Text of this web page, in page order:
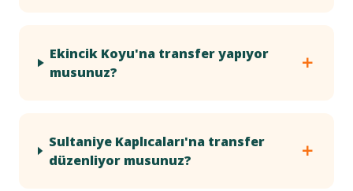
Ekincik Koyu'na transfer yapıyor
musunuz?
Sultaniye Kaplıcaları'na transfer
düzenliyor musunuz?